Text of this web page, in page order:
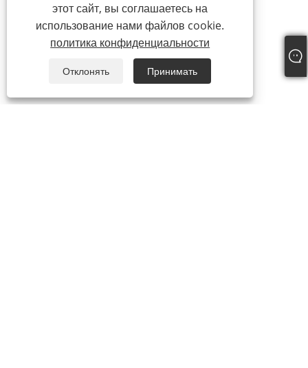
этот сайт, вы соглашаетесь на
использование нами файлов cookie.
политика конфиденциальности
Отклонять Принимать